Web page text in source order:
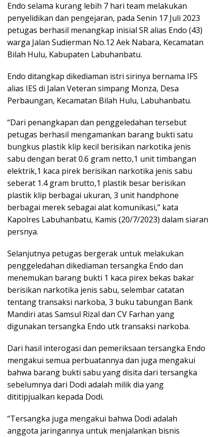
Endo selama kurang lebih 7 hari team melakukan
penyelidikan dan pengejaran, pada Senin 17 Juli 2023
petugas berhasil menangkap inisial SR alias Endo (43)
warga Jalan Sudierman No.12 Aek Nabara, Kecamatan
Bilah Hulu, Kabupaten Labuhanbatu.
Endo ditangkap dikediaman istri sirinya bernama IFS
alias IES di Jalan Veteran simpang Monza, Desa
Perbaungan, Kecamatan Bilah Hulu, Labuhanbatu.
“Dari penangkapan dan penggeledahan tersebut
petugas berhasil mengamankan barang bukti satu
bungkus plastik klip kecil berisikan narkotika jenis
sabu dengan berat 0.6 gram netto,1 unit timbangan
elektrik,1 kaca pirek berisikan narkotika jenis sabu
seberat 1.4 gram brutto,1 plastik besar berisikan
plastik klip berbagai ukuran, 3 unit handphone
berbagai merek sebagai alat komunikasi,” kata
Kapolres Labuhanbatu, Kamis (20/7/2023) dalam siaran
persnya.
Selanjutnya petugas bergerak untuk melakukan
penggeledahan dikediaman tersangka Endo dan
menemukan barang bukti 1 kaca pirex bekas bakar
berisikan narkotika jenis sabu, selembar catatan
tentang transaksi narkoba, 3 buku tabungan Bank
Mandiri atas Samsul Rizal dan CV Farhan yang
digunakan tersangka Endo utk transaksi narkoba.
Dari hasil interogasi dan pemeriksaan tersangka Endo
mengakui semua perbuatannya dan juga mengakui
bahwa barang bukti sabu yang disita dari tersangka
sebelumnya dari Dodi adalah milik dia yang
dititipjualkan kepada Dodi.
“Tersangka juga mengakui bahwa Dodi adalah
anggota jaringannya untuk menjalankan bisnis